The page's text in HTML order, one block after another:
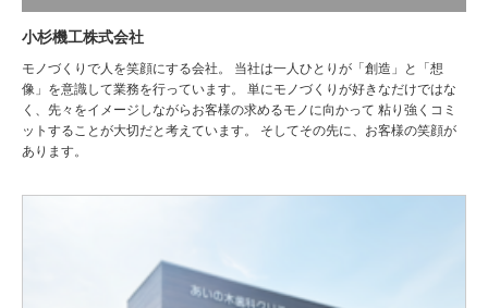
小杉機工株式会社
モノづくりで人を笑顔にする会社。 当社は一人ひとりが「創造」と「想
像」を意識して業務を行っています。 単にモノづくりが好きなだけではな
く、先々をイメージしながらお客様の求めるモノに向かって 粘り強くコミ
ットすることが大切だと考えています。 そしてその先に、お客様の笑顔が
あります。